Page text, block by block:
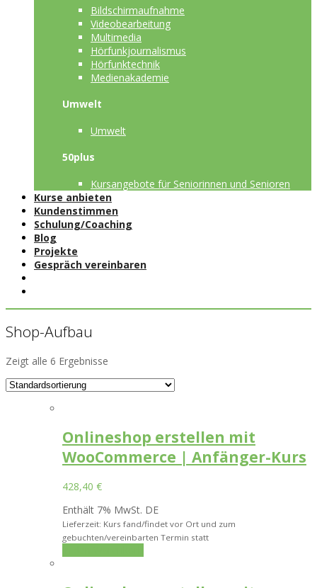
Bildschirmaufnahme
Videobearbeitung
Multimedia
Hörfunkjournalismus
Hörfunktechnik
Medienakademie
Umwelt
Umwelt
50plus
Kursangebote für Seniorinnen und Senioren
Kurse anbieten
Kundenstimmen
Schulung/Coaching
Blog
Projekte
Gespräch vereinbaren
Shop-Aufbau
Zeigt alle 6 Ergebnisse
Onlineshop erstellen mit
WooCommerce | Anfänger-Kurs
428,40 €
Enthält 7% MwSt. DE
Lieferzeit: Kurs fand/findet vor Ort und zum
gebuchten/vereinbarten Termin statt